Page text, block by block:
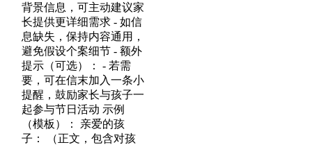
背景信息，可主动建议家
长提供更详细需求 - 如信
息缺失，保持内容通用，
避免假设个案细节 - 额外
提示（可选）： - 若需
要，可在信末加入一条小
提醒，鼓励家长与孩子一
起参与节日活动 示例
（模板）： 亲爱的孩
子： （正文，包含对孩